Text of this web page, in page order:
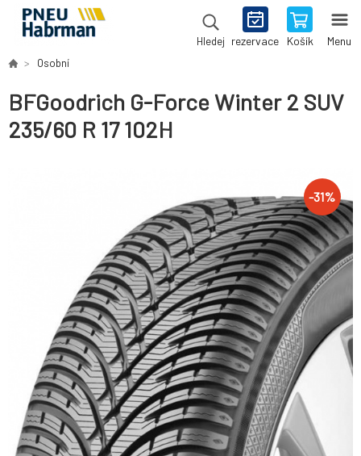
Hledej rezervace Košík Menu
Osobní
BFGoodrich G-Force Winter 2 SUV
235/60 R 17 102H
-31%